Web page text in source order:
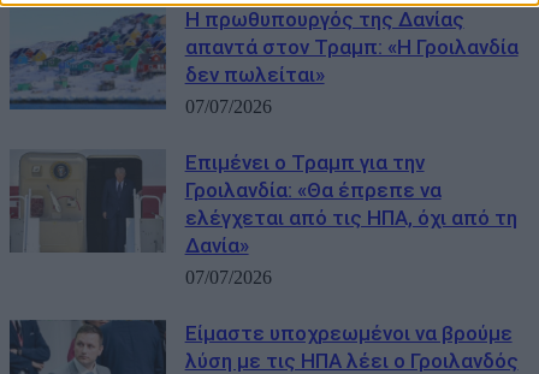
Η πρωθυπουργός της Δανίας
απαντά στον Τραμπ: «Η Γροιλανδία
δεν πωλείται»
07/07/2026
Επιμένει ο Τραμπ για την
Γροιλανδία: «Θα έπρεπε να
ελέγχεται από τις ΗΠΑ, όχι από τη
Δανία»
07/07/2026
Είμαστε υποχρεωμένοι να βρούμε
λύση με τις ΗΠΑ λέει ο Γροιλανδός